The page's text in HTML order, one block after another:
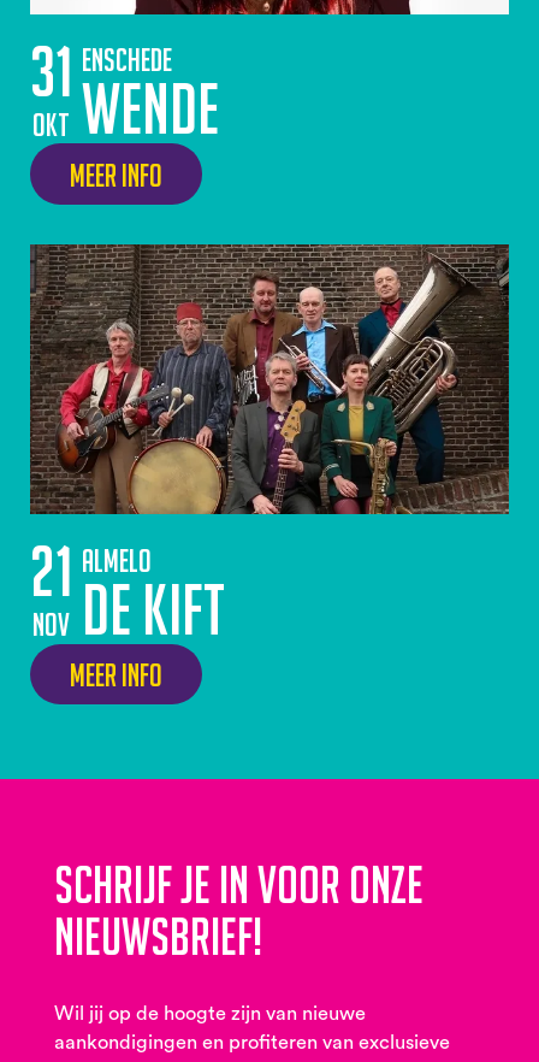
31
okt
Enschede
Wende
Meer info
21
nov
Almelo
De Kift
Meer info
Schrijf je in voor onze
nieuwsbrief!
Wil jij op de hoogte zijn van nieuwe
aankondigingen en profiteren van exclusieve